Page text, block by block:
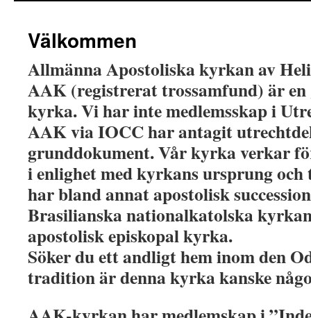
Välkommen
Allmänna Apostoliska kyrkan av
AAK (registrerat trossamfund) är
kyrka. Vi har inte medlemsskap i
AAK via IOCC har antagit
grunddokument. Vår kyrka verkar
i enlighet med kyrkans ursprung
har bland annat apostolisk
Brasilianska nationalkatolska
apostolisk episkopal kyrka.
Söker du ett andligt hem inom den
tradition är denna kyrka kanske